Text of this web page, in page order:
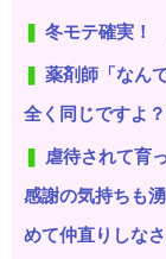
冬モテ確実！
薬剤師「なん
全く同じですよ？
虐待されて育
感謝の気持ちも
めて仲直りしなさ